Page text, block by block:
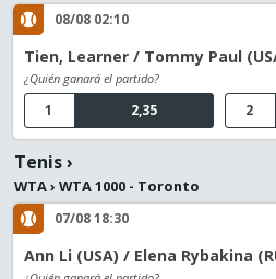
08/08 02:10
Tien, Learner / Tommy Paul
¿Quién ganará el partido?
2,35
1 2
Tenis›
WTA› WTA 1000 - Toronto
07/08 18:30
Ann Li (USA) / Elena Rybakina